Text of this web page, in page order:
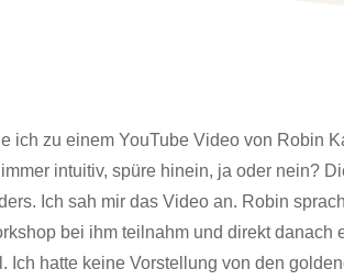
ich zu einem YouTube Video von Robin
intuitiv, spüre hinein, ja oder nein?
Ich sah mir das Video an. Robin
bei ihm teilnahm und direkt danach
Ich hatte keine Vorstellung von den